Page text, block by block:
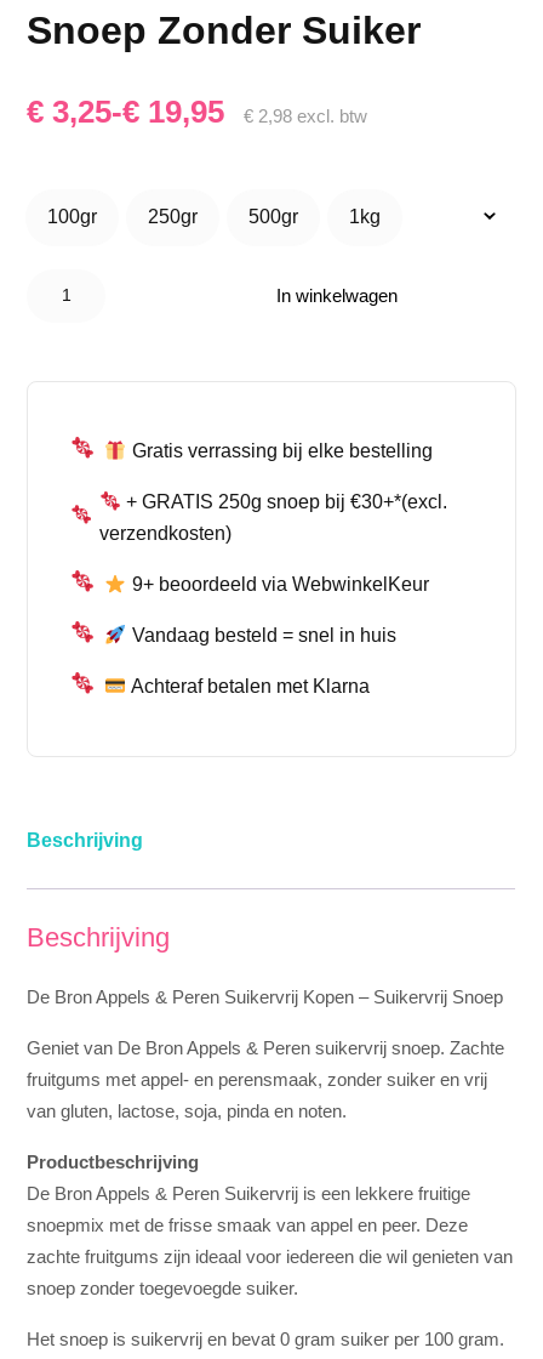
Snoep Zonder Suiker
€ 3,25-€ 19,95
Prijsklasse:
tot
€ 2,98 excl. btw
100gr
100gr
250gr
250gr
500gr
500gr
1kg
1kg
Appels &
Snoep
aantal
In winkelwagen
Gratis verrassing bij elke bestelling
+ GRATIS 250g snoep bij €30+*(excl.
verzendkosten)
9+ beoordeeld via WebwinkelKeur
Vandaag besteld = snel in huis
Achteraf betalen met Klarna
Beschrijving
Beschrijving
De Bron Appels & Peren Suikervrij Kopen – Suikervrij Snoep
Geniet van De Bron Appels & Peren suikervrij snoep. Zachte
fruitgums met appel- en perensmaak, zonder suiker en vrij
van gluten, lactose, soja, pinda en noten.
Productbeschrijving
De Bron Appels & Peren Suikervrij is een lekkere fruitige
snoepmix met de frisse smaak van appel en peer. Deze
zachte fruitgums zijn ideaal voor iedereen die wil genieten van
snoep zonder toegevoegde suiker.
Het snoep is suikervrij en bevat 0 gram suiker per 100 gram.